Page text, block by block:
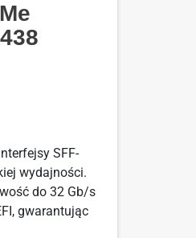
SFF-
wydajności.
do 32 Gb/s
gwarantując